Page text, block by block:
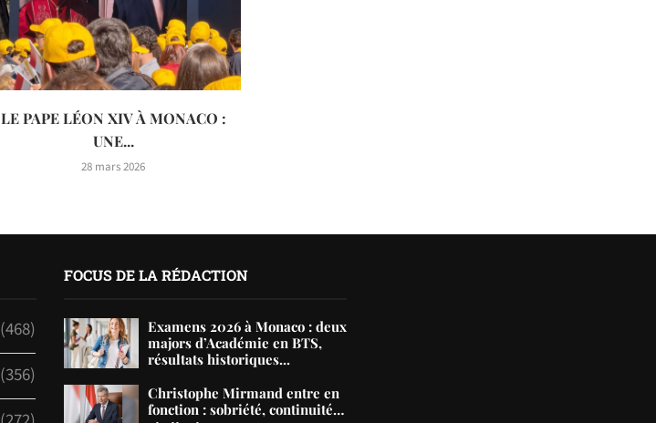
LE PAPE LÉON XIV À MONACO :
UNE...
28 mars 2026
(468)
(356)
FOCUS DE LA RÉDACTION
Examens 2026 à Monaco : deux
majors d’Académie en BTS,
résultats historiques...
Christophe Mirmand entre en
fonction : sobriété, continuité…